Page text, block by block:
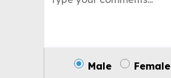
Male Female